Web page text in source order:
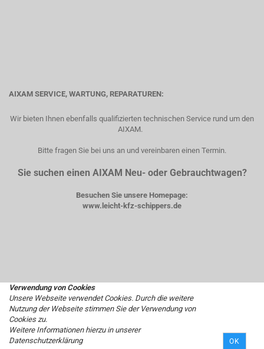
Verwendung von Cookies
Unsere Webseite verwendet Cookies. Durch die weitere
Nutzung der Webseite stimmen Sie der Verwendung von
Cookies zu.
Weitere Informationen hierzu in unserer
Datenschutzerklärung
OK
AIXAM SERVICE, WARTUNG, REPARATUREN:
Wir bieten Ihnen ebenfalls qualifizierten technischen Service rund um den
AIXAM.
Bitte fragen Sie bei uns an und vereinbaren einen Termin.
Sie suchen einen AIXAM Neu- oder Gebrauchtwagen?
Besuchen Sie unsere Homepage:
www.leicht-kfz-schippers.de